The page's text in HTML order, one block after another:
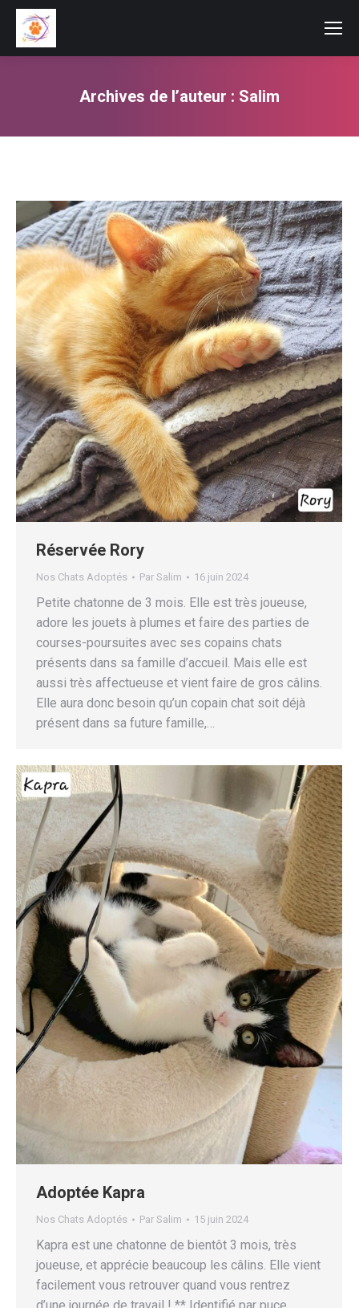
Archives de l’auteur : Salim
Réservée Rory
Nos Chats Adoptés Par Salim 16 juin 2024
Petite chatonne de 3 mois. Elle est très joueuse,
adore les jouets à plumes et faire des parties de
courses-poursuites avec ses copains chats
présents dans sa famille d’accueil. Mais elle est
aussi très affectueuse et vient faire de gros câlins.
Elle aura donc besoin qu’un copain chat soit déjà
présent dans sa future famille,…
Adoptée Kapra
Nos Chats Adoptés Par Salim 15 juin 2024
Kapra est une chatonne de bientôt 3 mois, très
joueuse, et apprécie beaucoup les câlins. Elle vient
facilement vous retrouver quand vous rentrez
d’une journée de travail ! ** Identifié par puce